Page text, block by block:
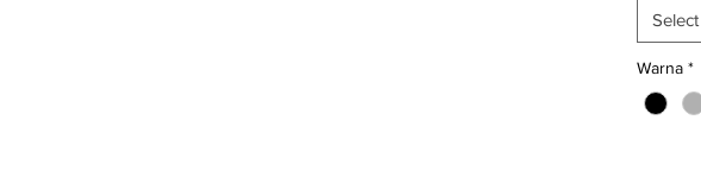
Select
Warna *